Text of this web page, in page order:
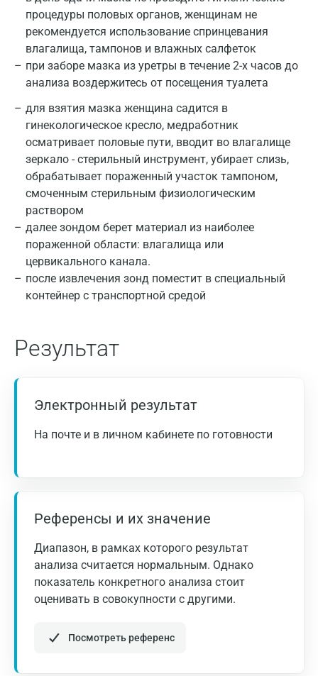
процедуры половых органов, женщинам не
рекомендуется использование спринцевания
влагалища, тампонов и влажных салфеток
при заборе мазка из уретры в течение 2-х часов до
анализа воздержитесь от посещения туалета
для взятия мазка женщина садится в
гинекологическое кресло, медработник
осматривает половые пути, вводит во влагалище
зеркало - стерильный инструмент, убирает слизь,
обрабатывает пораженный участок тампоном,
смоченным стерильным физиологическим
раствором
далее зондом берет материал из наиболее
пораженной области: влагалища или
цервикального канала.
после извлечения зонд поместит в специальный
контейнер с транспортной средой
Результат
Электронный результат
На почте и в личном кабинете по готовности
Референсы и их значение
Диапазон, в рамках которого результат
анализа считается нормальным. Однако
показатель конкретного анализа стоит
оценивать в совокупности с другими.
Посмотреть референс
Референсные значения:При выявлении
этиологически значимого возбудителя
указывается вид возбудителя, степень
бактериурии (в КОЕ/мл) и результат определения
чувствительности к антимикробным препаратам.
Перечень препаратов, к которым определяется
чувствительность зависит от вида выделенного
микроорганизма.
При выявлении этиологически значимого
возбудителя указывается вид гриба, степень
кандидурии (в КОЕ/мл) и результат определения
чувствительности к антимикотическим
препаратам.
Казань
Альметьевск
Апрелевка
Армавир
Балашиха
Барнаул
Брянск
Великий Новгород
Видное
Владимир
Волжский
Воронеж
Всеволожск
Голубое
Дзержинск
Дзержинский
Дмитров
Долгопрудный